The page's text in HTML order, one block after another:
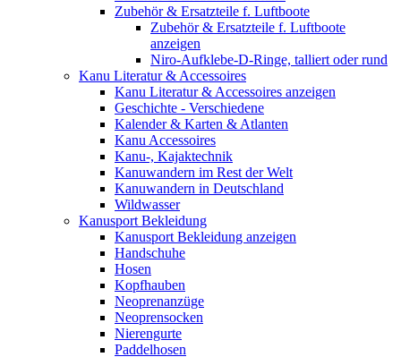
Zubehör & Ersatzteile f. Luftboote
Zubehör & Ersatzteile f. Luftboote
anzeigen
Niro-Aufklebe-D-Ringe, talliert oder rund
Kanu Literatur & Accessoires
Kanu Literatur & Accessoires anzeigen
Geschichte - Verschiedene
Kalender & Karten & Atlanten
Kanu Accessoires
Kanu-, Kajaktechnik
Kanuwandern im Rest der Welt
Kanuwandern in Deutschland
Wildwasser
Kanusport Bekleidung
Kanusport Bekleidung anzeigen
Handschuhe
Hosen
Kopfhauben
Neoprenanzüge
Neoprensocken
Nierengurte
Paddelhosen